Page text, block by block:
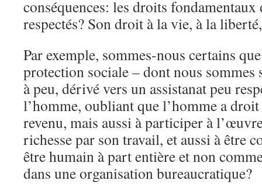
conséquences: les droits
respectés? Son droit à la vie, à la
Par exemple, sommes-nous certains
protection sociale – dont nous sommes
à peu, dérivé vers un assistanat peu
l’homme, oubliant que l’homme a
revenu, mais aussi à participer à
richesse par son travail, et aussi à être
être humain à part entière et non
dans une organisation bureaucratique?